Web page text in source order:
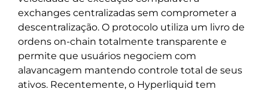
exchanges centralizadas sem comprometer a
descentralização. O protocolo utiliza um livro de
ordens on-chain totalmente transparente e
permite que usuários negociem com
alavancagem mantendo controle total de seus
ativos. Recentemente, o Hyperliquid tem